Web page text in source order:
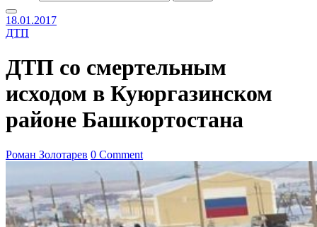
18.01.2017
ДТП
ДТП со смертельным
исходом в Куюргазинском
районе Башкортостана
Роман Золотарев 0 Comment